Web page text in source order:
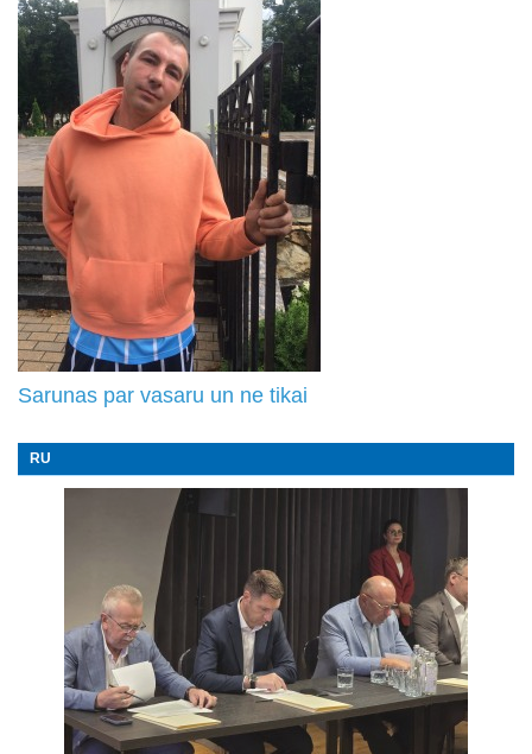
Sarunas par vasaru un ne tikai
RU